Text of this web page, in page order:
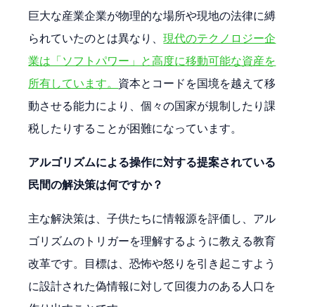
巨大な産業企業が物理的な場所や現地の法律に縛
られていたのとは異なり、現代のテクノロジー企
業は「ソフトパワー」と高度に移動可能な資産を
所有しています。 資本とコードを国境を越えて移
動させる能力により、個々の国家が規制したり課
税したりすることが困難になっています。
アルゴリズムによる操作に対する提案されている
民間の解決策は何ですか？
主な解決策は、子供たちに情報源を評価し、アル
ゴリズムのトリガーを理解するように教える教育
改革です。目標は、恐怖や怒りを引き起こすよう
に設計された偽情報に対して回復力のある人口を